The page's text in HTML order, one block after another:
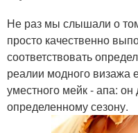
Не раз мы слышали о
просто качественно
соответствовать
реалии модного
уместного мейк - апа: он
определенному сезону.